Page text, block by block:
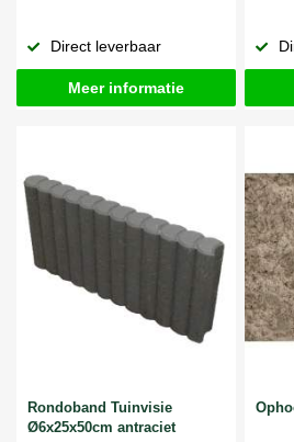
Direct leverbaar
Meer informatie
Rondoband Tuinvisie
Ø6x25x50cm antraciet